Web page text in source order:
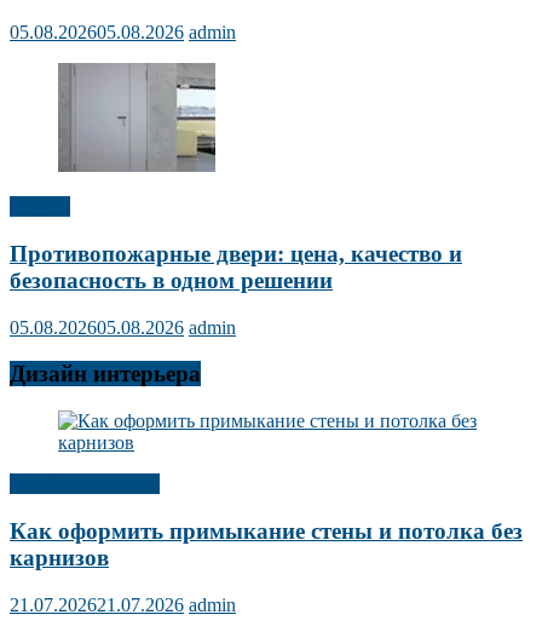
05.08.202605.08.2026 admin
Противопожарные двери: цена, качество и
безопасность в одном решении
05.08.202605.08.2026 admin
Дизайн интерьера
Как оформить примыкание стены и потолка без
карнизов
21.07.202621.07.2026 admin